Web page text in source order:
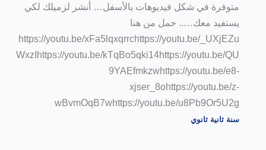
متوفرة في شكل فيديوهات بالأسفل… أنشر لزميلك لكي
يستفيد معك….. حمل من هنا
https://youtu.be/xFa5lqxqrrchttps://youtu.be/_UXjEZu
WxzIhttps://youtu.be/kTqBo5qki14https://youtu.be/QU
9YAEfmkzwhttps://youtu.be/e8-
xjser_8ohttps://youtu.be/z-
wBvmOqB7whttps://youtu.be/u8Pb9Or5U2g
سنة ثانية ثانوي